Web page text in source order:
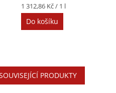
Měrná
cena:
1 312,86 Kč / 1 l
Do košíku
PRODUKTY